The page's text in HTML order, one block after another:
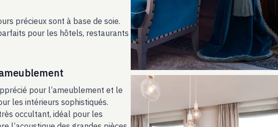
précieux sont à base de soie.
pour les hôtels, restaurants
pour l’ameublement et le
les intérieurs sophistiqués.
occultant, idéal pour les